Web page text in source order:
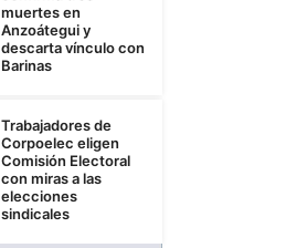
muertes en
Anzoátegui y
descarta vínculo con
Barinas
Trabajadores de
Corpoelec eligen
Comisión Electoral
con miras a las
elecciones
sindicales